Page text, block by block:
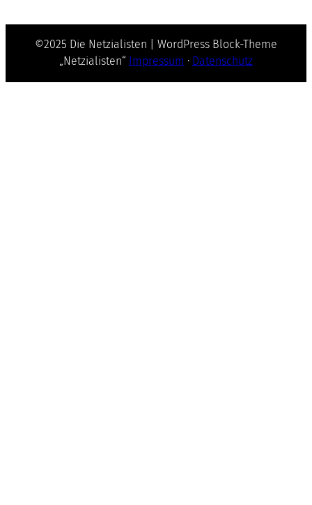
©2025 Die Netzialisten | WordPress Block-Theme
„Netzialisten“ Impressum · Datenschutz